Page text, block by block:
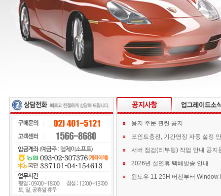
용지 주문 관련 공지
포인트충전, 기간연장 자동 설정
서버 점검(리부팅) 작업 안내 공지
2026년 설연휴 택배발송 안내